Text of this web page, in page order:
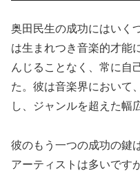
奥田民生の成功にはいく
は生まれつき音楽的才能
んじることなく、常に自
た。彼は音楽界において
し、ジャンルを超えた幅
彼のもう一つの成功の鍵
アーティストは多いです